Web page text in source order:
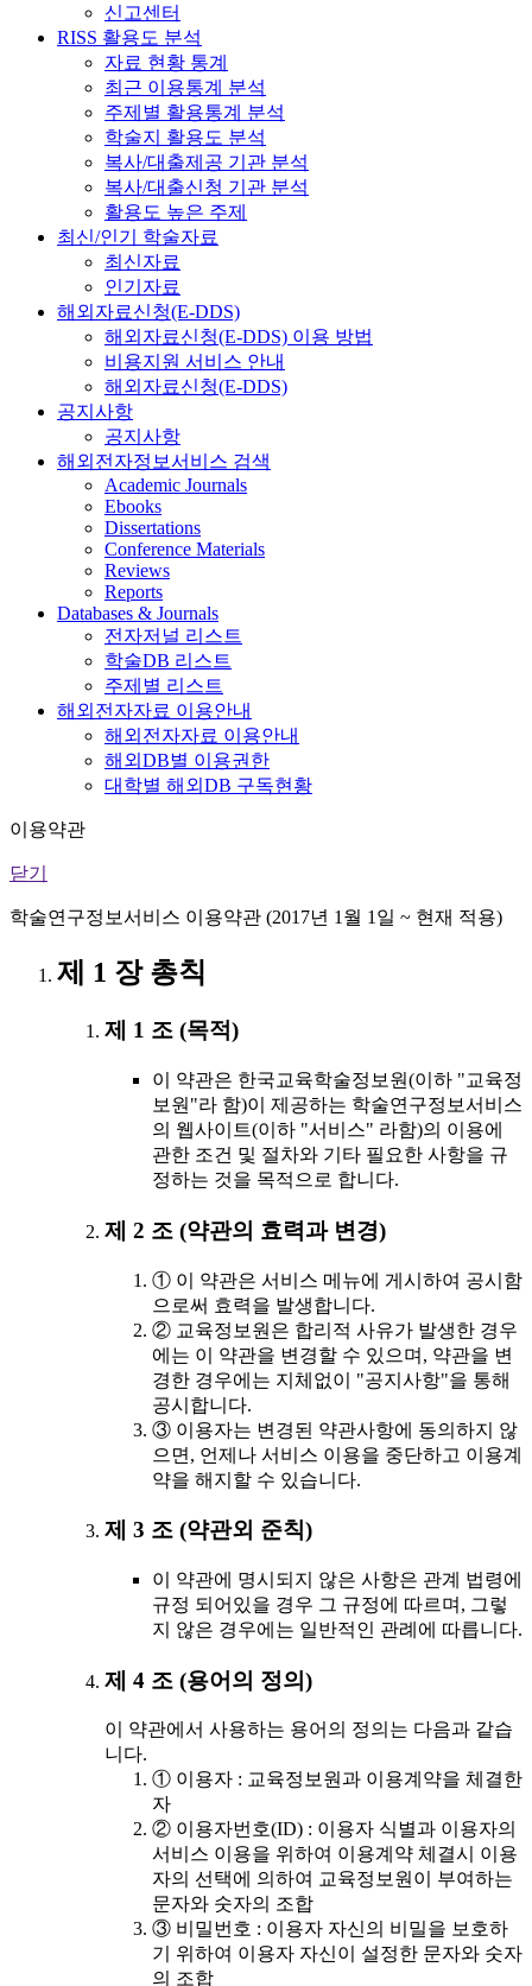
신고센터
RISS 활용도 분석
자료 현황 통계
최근 이용통계 분석
주제별 활용통계 분석
학술지 활용도 분석
복사/대출제공 기관 분석
복사/대출신청 기관 분석
활용도 높은 주제
최신/인기 학술자료
최신자료
인기자료
해외자료신청(E-DDS)
해외자료신청(E-DDS) 이용 방법
비용지원 서비스 안내
해외자료신청(E-DDS)
공지사항
공지사항
해외전자정보서비스 검색
Academic Journals
Ebooks
Dissertations
Conference Materials
Reviews
Reports
Databases & Journals
전자저널 리스트
학술DB 리스트
주제별 리스트
해외전자자료 이용안내
해외전자자료 이용안내
해외DB별 이용권한
대학별 해외DB 구독현황
이용약관
닫기
학술연구정보서비스 이용약관 (2017년 1월 1일 ~ 현재 적용)
제 1 장 총칙
제 1 조 (목적)
이 약관은 한국교육학술정보원(이하 "교육정
보원"라 함)이 제공하는 학술연구정보서비스
의 웹사이트(이하 "서비스" 라함)의 이용에
관한 조건 및 절차와 기타 필요한 사항을 규
정하는 것을 목적으로 합니다.
제 2 조 (약관의 효력과 변경)
① 이 약관은 서비스 메뉴에 게시하여 공시함
으로써 효력을 발생합니다.
② 교육정보원은 합리적 사유가 발생한 경우
에는 이 약관을 변경할 수 있으며, 약관을 변
경한 경우에는 지체없이 "공지사항"을 통해
공시합니다.
③ 이용자는 변경된 약관사항에 동의하지 않
으면, 언제나 서비스 이용을 중단하고 이용계
약을 해지할 수 있습니다.
제 3 조 (약관외 준칙)
이 약관에 명시되지 않은 사항은 관계 법령에
규정 되어있을 경우 그 규정에 따르며, 그렇
지 않은 경우에는 일반적인 관례에 따릅니다.
제 4 조 (용어의 정의)
이 약관에서 사용하는 용어의 정의는 다음과 같습
니다.
① 이용자 : 교육정보원과 이용계약을 체결한
자
② 이용자번호(ID) : 이용자 식별과 이용자의
서비스 이용을 위하여 이용계약 체결시 이용
자의 선택에 의하여 교육정보원이 부여하는
문자와 숫자의 조합
③ 비밀번호 : 이용자 자신의 비밀을 보호하
기 위하여 이용자 자신이 설정한 문자와 숫자
의 조합